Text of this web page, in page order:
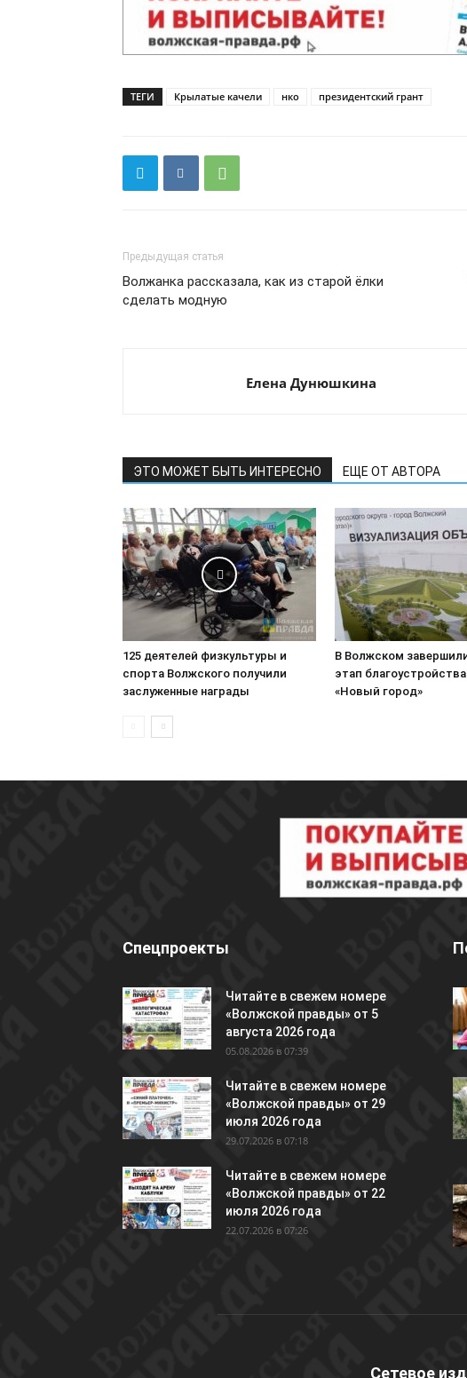
ТЕГИ Крылатые качели нко президентский грант
Предыдущая статья
Волжанка рассказала, как из старой ёлки
сделать модную
Елена Дунюшкина
ЭТО МОЖЕТ БЫТЬ ИНТЕРЕСНО ЕЩЕ ОТ АВТОРА
125 деятелей физкультуры и
спорта Волжского получили
заслуженные награды
В Волжском
этап
«Новый город»
Спецпроекты
Читайте в свежем номере
«Волжской правды» от 5
августа 2026 года
05.08.2026 в 07:39
Читайте в свежем номере
«Волжской правды» от 29
июля 2026 года
29.07.2026 в 07:18
Читайте в свежем номере
«Волжской правды» от 22
июля 2026 года
22.07.2026 в 07:26
Сетевое